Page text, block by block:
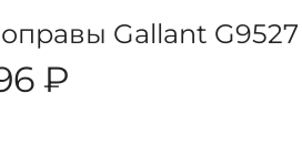
Gallant
₽